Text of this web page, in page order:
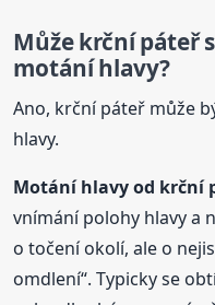
Může krční páteř
motání hlavy?
Ano, krční páteř může
hlavy.
Motání hlavy od krční
vnímání polohy hlavy a
o točení okolí, ale o
omdlení“. Typicky se